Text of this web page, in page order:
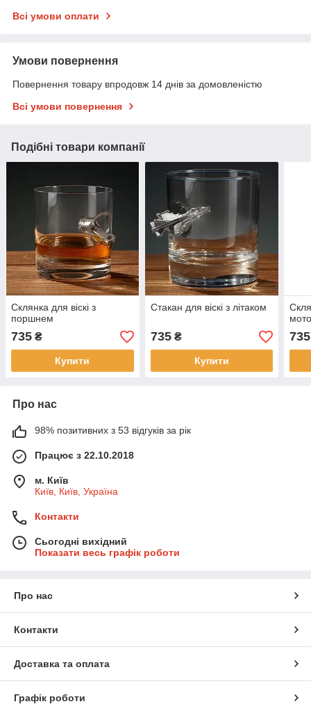
Всі умови оплати
Умови повернення
Повернення товару впродовж 14 днів за домовленістю
Всі умови повернення
Подібні товари компанії
Склянка для віскі з
поршнем
735 ₴
Купити
Стакан для віскі з літаком
735₴
Купити
735
Про нас
98% позитивних з 53 відгуків за рік
Працює з 22.10.2018
м. Київ
Київ, Київ, Україна
Контакти
Сьогодні вихідний
Показати весь графік роботи
Про нас
Контакти
Доставка та оплата
Графік роботи